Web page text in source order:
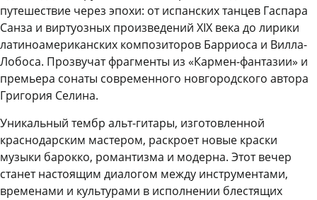
путешествие через эпохи: от испанских танцев Гаспара
Санза и виртуозных произведений XIX века до лирики
латиноамериканских композиторов Барриоса и Вилла-
Лобоса. Прозвучат фрагменты из «Кармен-фантазии» и
премьера сонаты современного новгородского автора
Григория Селина.
Уникальный тембр альт-гитары, изготовленной
краснодарским мастером, раскроет новые краски
музыки барокко, романтизма и модерна. Этот вечер
станет настоящим диалогом между инструментами,
временами и культурами в исполнении блестящих